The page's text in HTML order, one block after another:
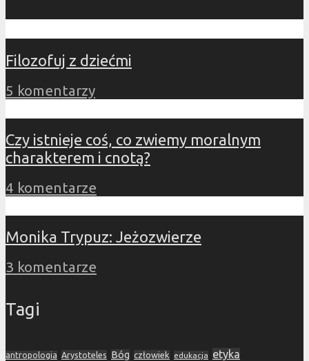
Filozofuj z dziećmi
5 komentarzy
Czy istnieje coś, co zwiemy moralnym
charakterem i cnotą?
4 komentarze
Monika Trypuz: Jeżozwierze
3 komentarze
Tagi
antropologia Arystoteles Bóg człowiek edukacja etyka